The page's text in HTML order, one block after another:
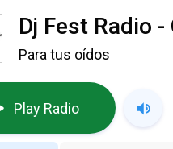
Dj Fest Radio -
Para tus oídos
Play Radio